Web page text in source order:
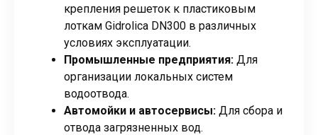
крепления решеток к пластиковым
лоткам Gidrolica DN300 в различных
условиях эксплуатации.
Промышленные предприятия: Для
организации локальных систем
водоотвода.
Автомойки и автосервисы: Для сбора и
отвода загрязненных вод.